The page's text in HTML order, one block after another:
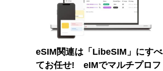
eSIM関連は「LibeSIM」にすべ
てお任せ! eIMでマルチプロフ